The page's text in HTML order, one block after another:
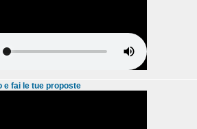
e fai le tue proposte